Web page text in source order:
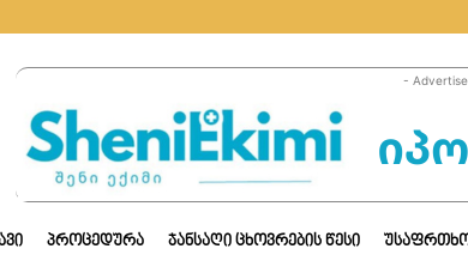
-
ᲞᲠᲝᲪᲔᲓᲣᲠᲐ ᲯᲐᲜᲡᲐᲦᲘ ᲪᲮᲝᲕᲠᲔᲑᲘᲡ ᲬᲔᲡᲘ